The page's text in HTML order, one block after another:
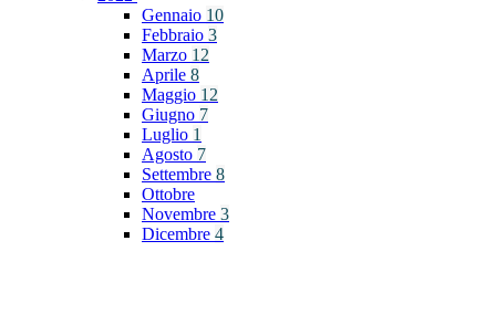
Gennaio 10
Febbraio 3
Marzo 12
Aprile 8
Maggio 12
Giugno 7
Luglio 1
Agosto 7
Settembre 8
Ottobre
Novembre 3
Dicembre 4